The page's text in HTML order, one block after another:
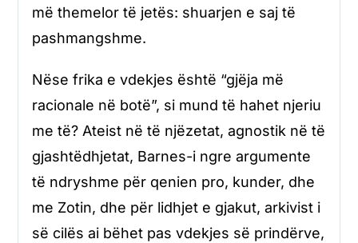
më themelor të jetës: shuarjen e saj të
pashmangshme.
Nëse frika e vdekjes është “gjëja më
racionale në botë”, si mund të hahet njeriu
me të? Ateist në të njëzetat, agnostik në të
gjashtëdhjetat, Barnes-i ngre argumente
të ndryshme për qenien pro, kunder, dhe
me Zotin, dhe për lidhjet e gjakut, arkivist i
së cilës ai bëhet pas vdekjes së prindërve,